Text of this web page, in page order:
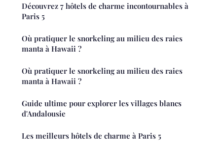
Découvrez 7 hôtels de charme incontournables à
Paris 5
Où pratiquer le snorkeling au milieu des raies
manta à Hawaii ?
Où pratiquer le snorkeling au milieu des raies
manta à Hawaii ?
Guide ultime pour explorer les villages blancs
d'Andalousie
Les meilleurs hôtels de charme à Paris 5